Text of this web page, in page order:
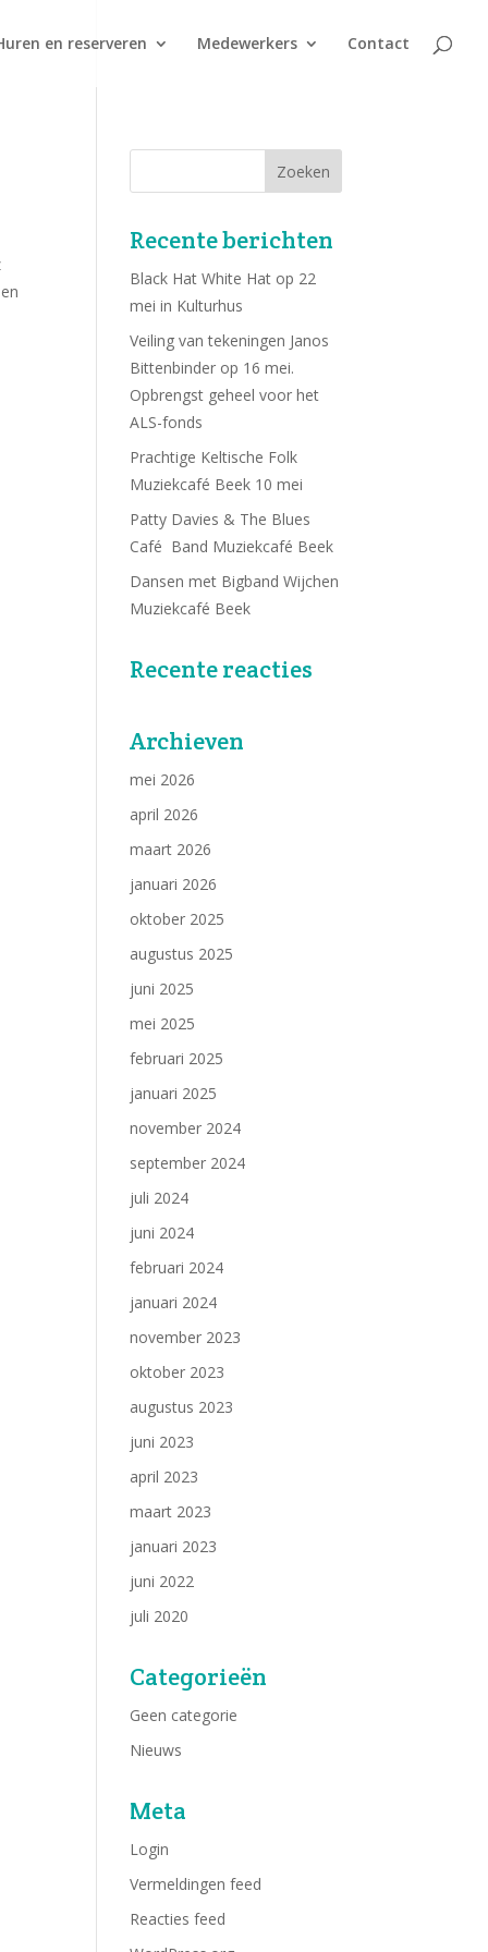
en reserveren Medewerkers Contact
Recente berichten
Black Hat White Hat op 22
mei in Kulturhus
Veiling van tekeningen Janos
Bittenbinder op 16 mei.
Opbrengst geheel voor het
ALS-fonds
Prachtige Keltische Folk
Muziekcafé Beek 10 mei
Patty Davies & The Blues
Café Band Muziekcafé Beek
Dansen met Bigband Wijchen
Muziekcafé Beek
Recente reacties
Archieven
mei 2026
april 2026
maart 2026
januari 2026
oktober 2025
augustus 2025
juni 2025
mei 2025
februari 2025
januari 2025
november 2024
september 2024
juli 2024
juni 2024
februari 2024
januari 2024
november 2023
oktober 2023
augustus 2023
juni 2023
april 2023
maart 2023
januari 2023
juni 2022
juli 2020
Categorieën
Geen categorie
Nieuws
Meta
Login
Vermeldingen feed
Reacties feed